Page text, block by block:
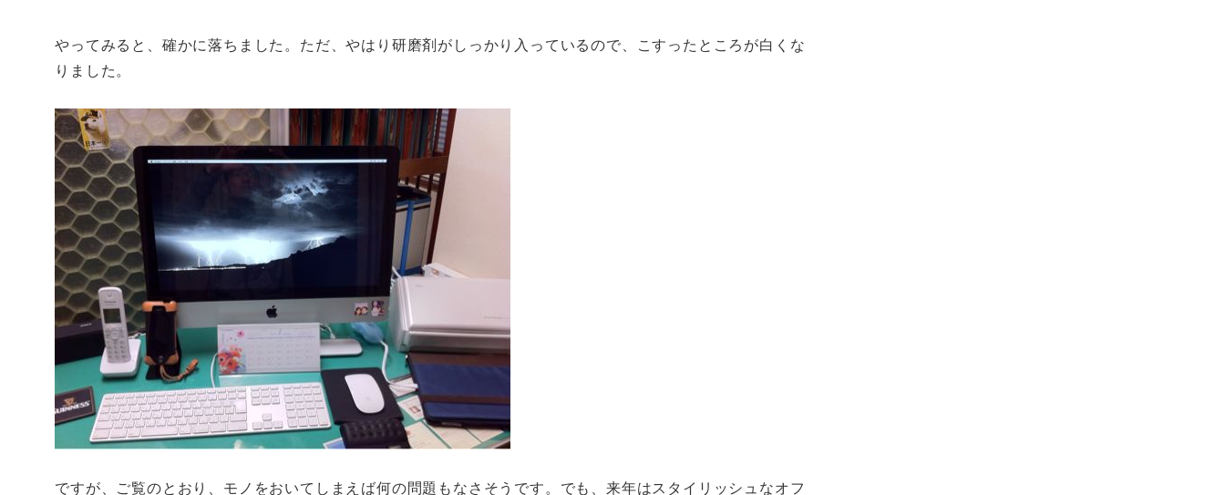
やってみると、確かに落ちました。ただ、やはり研磨剤がしっかり入っているので、こすったところが白くな
りました。
ですが、ご覧のとおり、モノをおいてしまえば何の問題もなさそうです。でも、来年はスタイリッシュなオフ